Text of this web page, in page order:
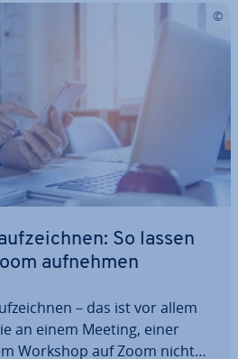
So lassen
aufnehmen
– das ist vor allem
an einem Meeting, einer
Workshop auf Zoom nicht